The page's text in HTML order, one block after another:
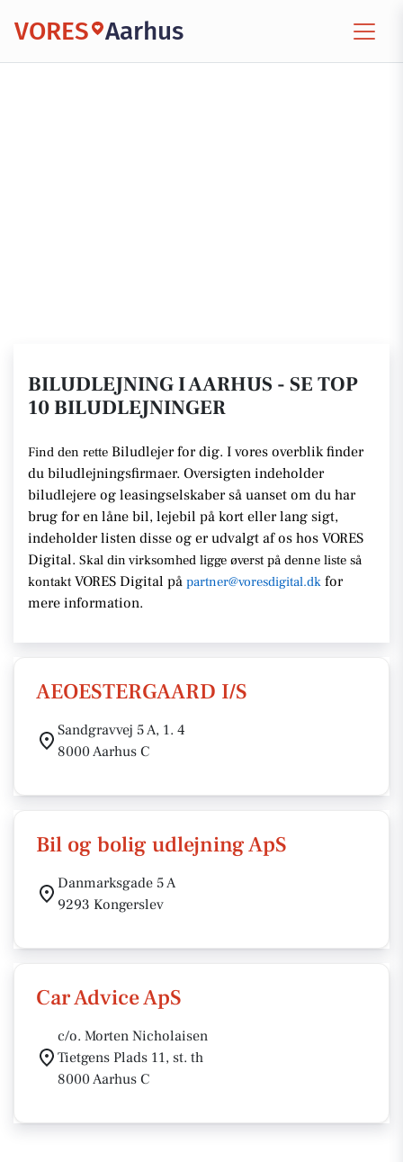
VORES Aarhus
BILUDLEJNING I AARHUS - SE TOP
10 BILUDLEJNINGER
Find den rette Biludlejer for dig. I vores overblik finder
du biludlejningsfirmaer. Oversigten indeholder
biludlejere og leasingselskaber så uanset om du har
brug for en låne bil, lejebil på kort eller lang sigt,
indeholder listen disse og er udvalgt af os hos VORES
Digital. Skal din virksomhed ligge øverst på denne liste så
kontakt VORES Digital på partner@voresdigital.dk for
mere information.
AEOESTERGAARD I/S
Sandgravvej 5 A, 1. 4
8000 Aarhus C
Bil og bolig udlejning ApS
Danmarksgade 5 A
9293 Kongerslev
Car Advice ApS
c/o. Morten Nicholaisen
Tietgens Plads 11, st. th
8000 Aarhus C